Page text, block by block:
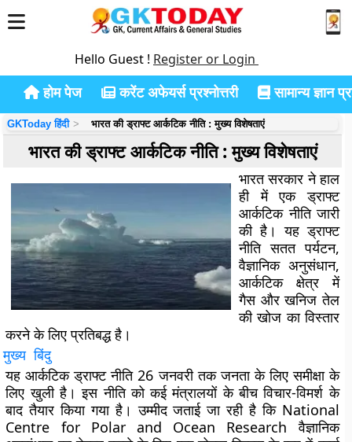
Hello Guest ! Register or Login
होम पेज करेंट अफेयर्स प्रश्नोत्तरी सामान्य ज्ञान
GKToday हिंदी भारत की ड्राफ्ट आर्कटिक नीति : मुख्य विशेषताएं
भारत की ड्राफ्ट आर्कटिक नीति : मुख्य विशेषताएं
भारत सरकार ने हाल
ही में एक ड्राफ्ट
आर्कटिक नीति जारी
की है। यह ड्राफ्ट
नीति सतत पर्यटन,
वैज्ञानिक अनुसंधान,
आर्कटिक क्षेत्र में
गैस और खनिज तेल
की खोज का विस्तार
करने के लिए प्रतिबद्ध है।
मुख्य बिंदु
यह आर्कटिक ड्राफ्ट नीति 26 जनवरी तक जनता के लिए समीक्षा के
लिए खुली है। इस नीति को कई मंत्रालयों के बीच विचार-विमर्श के
बाद तैयार किया गया है। उम्मीद जताई जा रही है कि National
Centre for Polar and Ocean Research वैज्ञानिक